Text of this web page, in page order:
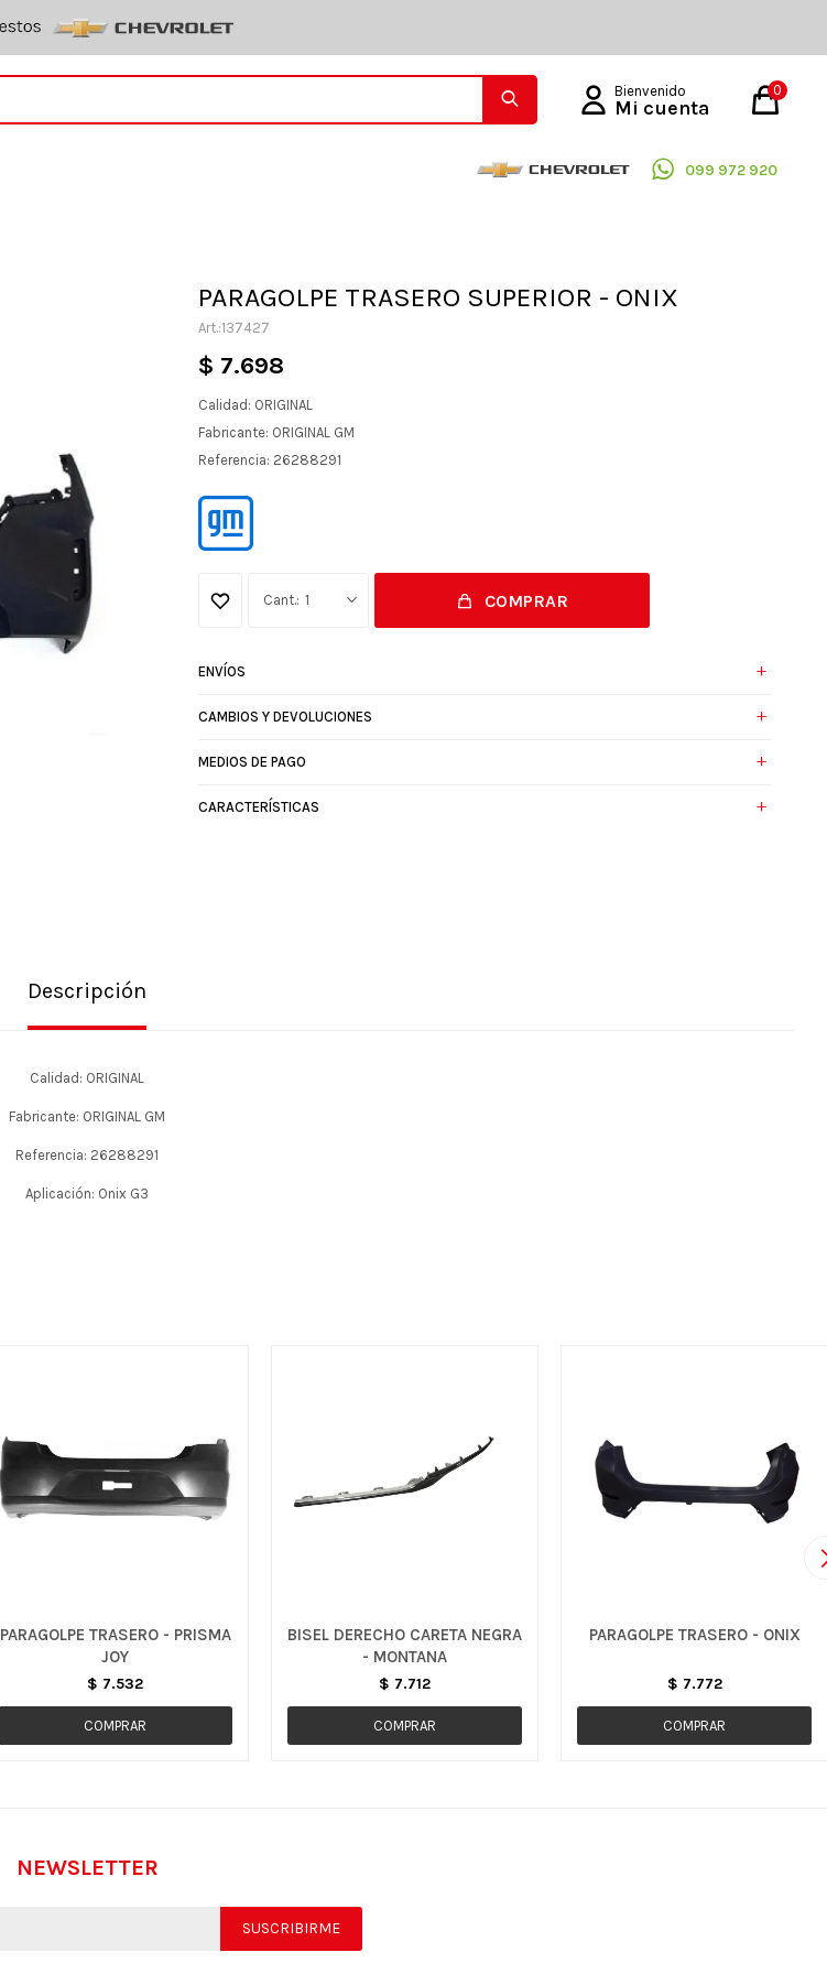
099 972 920
0
PARAGOLPE TRASERO SUPERIOR - ONIX
137427
$ 7.698
Calidad: ORIGINAL
Fabricante: ORIGINAL GM
Referencia: 26288291
1 COMPRAR
ENVÍOS
CAMBIOS Y DEVOLUCIONES
MEDIOS DE PAGO
CARACTERÍSTICAS
Descripción
Calidad: ORIGINAL
Fabricante: ORIGINAL GM
Referencia: 26288291
Aplicación: Onix G3
PARAGOLPE TRASERO - PRISMA
JOY
$ 7.532
BISEL DERECHO CARETA NEGRA
- MONTANA
$ 7.712
PARAGOLPE TRASERO - ONIX
$ 7.772
NEWSLETTER
SUSCRIBIRME